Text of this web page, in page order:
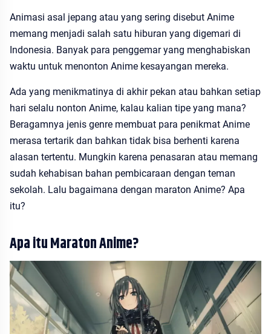
Animasi asal jepang atau yang sering disebut Anime
memang menjadi salah satu hiburan yang digemari di
Indonesia. Banyak para penggemar yang menghabiskan
waktu untuk menonton Anime kesayangan mereka.
Ada yang menikmatinya di akhir pekan atau bahkan setiap
hari selalu nonton Anime, kalau kalian tipe yang mana?
Beragamnya jenis genre membuat para penikmat Anime
merasa tertarik dan bahkan tidak bisa berhenti karena
alasan tertentu. Mungkin karena penasaran atau memang
sudah kehabisan bahan pembicaraan dengan teman
sekolah. Lalu bagaimana dengan maraton Anime? Apa
itu?
Apa itu Maraton Anime?